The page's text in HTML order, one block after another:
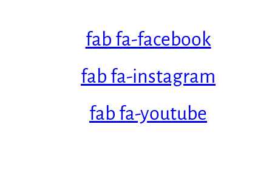
fab fa-facebook
fab fa-instagram
fab fa-youtube